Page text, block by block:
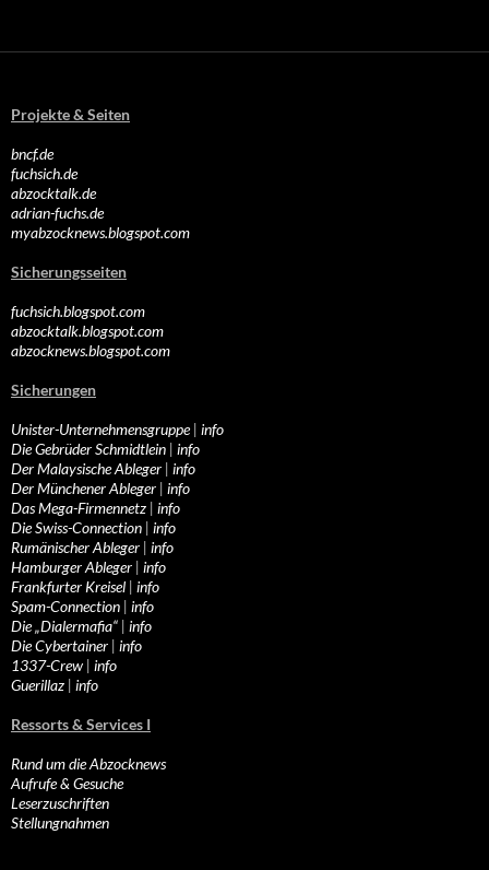
Projekte & Seiten
bncf.de
fuchsich.de
abzocktalk.de
adrian-fuchs.de
myabzocknews.blogspot.com
Sicherungsseiten
fuchsich.blogspot.com
abzocktalk.blogspot.com
abzocknews.blogspot.com
Sicherungen
Unister-Unternehmensgruppe| info
Die Gebrüder Schmidtlein | info
Der Malaysische Ableger | info
Der Münchener Ableger | info
Das Mega-Firmennetz | info
Die Swiss-Connection | info
Rumänischer Ableger | info
Hamburger Ableger | info
Frankfurter Kreisel | info
Spam-Connection | info
Die „Dialermafia“ | info
Die Cybertainer | info
1337-Crew | info
Guerillaz | info
Ressorts & Services I
Rund um die Abzocknews
Aufrufe & Gesuche
Leserzuschriften
Stellungnahmen